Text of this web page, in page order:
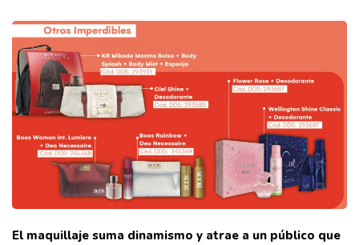
El maquillaje suma dinamismo y atrae a un público que